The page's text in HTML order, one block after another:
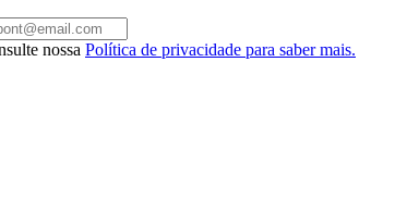
nossa Política de privacidade para saber mais.